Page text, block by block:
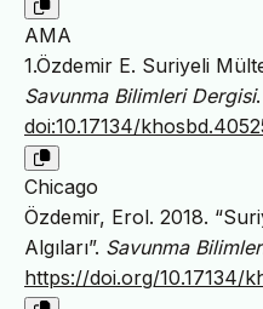
AMA
1.Özdemir E. Suriyeli
Savunma Bilimleri Dergisi
doi:10.17134/
Chicago
Özdemir, Erol. 2018.
Algıları”. Savunma
https://doi.org/10.17134/